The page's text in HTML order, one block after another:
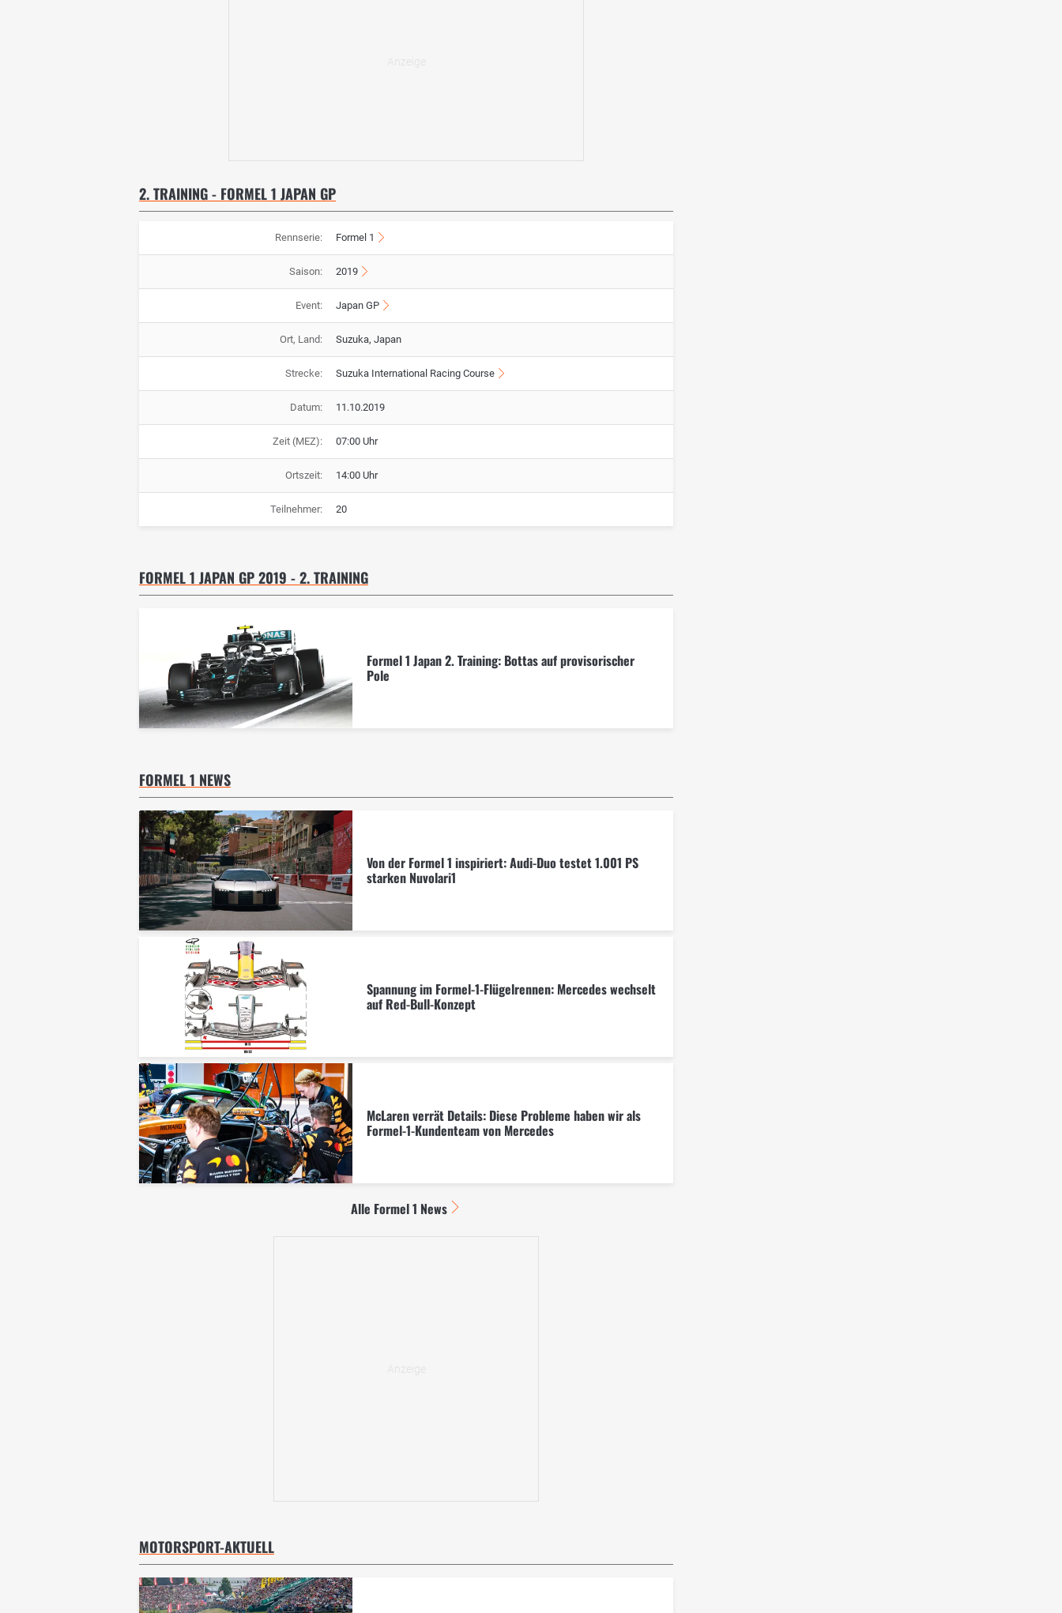
2. TRAINING - FORMEL 1 JAPAN GP
Rennserie: Formel 1
Saison: 2019
Event: Japan GP
Ort, Land: Suzuka, Japan
Strecke: Suzuka International Racing Course
Datum: 11.10.2019
Zeit (MEZ): 07:00 Uhr
Ortszeit: 14:00 Uhr
Teilnehmer: 20
FORMEL 1 JAPAN GP 2019 - 2. TRAINING
Formel 1 Japan 2. Training: Bottas auf provisorischer
Pole
FORMEL 1 NEWS
Von der Formel 1 inspiriert: Audi-Duo testet 1.001 PS
starken Nuvolari1
Spannung im Formel-1-Flügelrennen: Mercedes wechselt
auf Red-Bull-Konzept
McLaren verrät Details: Diese Probleme haben wir als
Formel-1-Kundenteam von Mercedes
Alle Formel 1 News
MOTORSPORT-AKTUELL